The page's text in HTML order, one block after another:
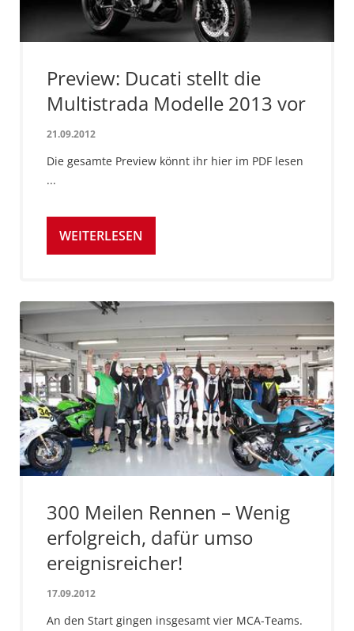
Preview: Ducati stellt die
Multistrada Modelle 2013 vor
21.09.2012
Die gesamte Preview könnt ihr hier im PDF lesen
...
WEITERLESEN
300 Meilen Rennen – Wenig
erfolgreich, dafür umso
ereignisreicher!
17.09.2012
An den Start gingen insgesamt vier MCA-Teams.